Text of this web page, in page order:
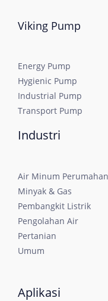
Viking Pump
Energy Pump
Hygienic Pump
Industrial Pump
Transport Pump
Industri
Air Minum Perumahan
Minyak & Gas
Pembangkit Listrik
Pengolahan Air
Pertanian
Umum
Aplikasi